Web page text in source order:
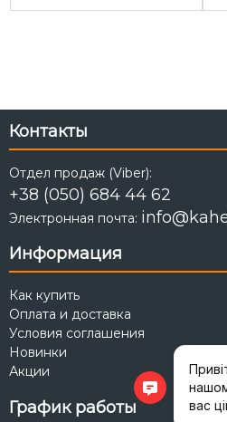
Контакты
Отдел продаж (Viber):
+38 (050) 684 44 62
Электронная почта:
Информация
Как купить
Оплата и доставка
Условия соглашения
Новинки
Акции
График работы